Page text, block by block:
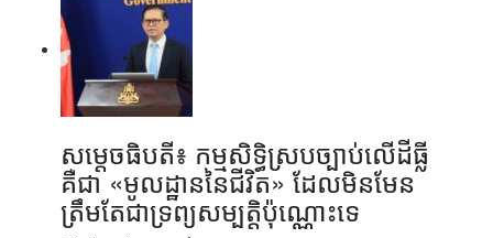
សម្តេចធិបតី៖ កម្មសិទ្ធិស្របច្បាប់លើដីធ្លី
គឺជា «មូលដ្ឋាននៃជីវិត» ដែលមិនមែន
ត្រឹមតែជាទ្រព្យសម្បត្តិប៉ុណ្ណោះទេ